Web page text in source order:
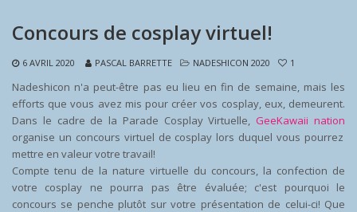
Concours de cosplay virtuel!
6 AVRIL 2020 PASCAL BARRETTE NADESHICON 2020 1
Nadeshicon n'a peut-être pas eu lieu en fin de semaine, mais les
efforts que vous avez mis pour créer vos cosplay, eux, demeurent.
Dans le cadre de la Parade Cosplay Virtuelle, GeeKawaii nation
organise un concours virtuel de cosplay lors duquel vous pourrez
mettre en valeur votre travail!
Compte tenu de la nature virtuelle du concours, la confection de
votre cosplay ne pourra pas être évaluée; c'est pourquoi le
concours se penche plutôt sur votre présentation de celui-ci! Que